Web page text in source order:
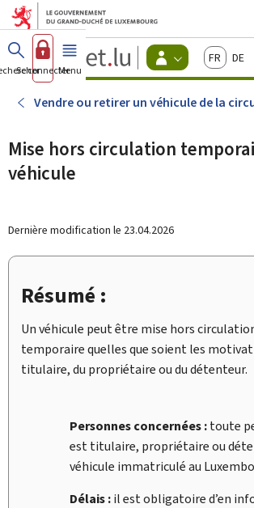
Aller au menu principal
Aller au contenu
Guichet.lu
Changer
d'espace
-
Menu
actif
Français
Se connecterMenu principal
Vendre ou retirer un véhicule de la
Mise hors circulation
véhicule
Dernière modification le 23.04.2026
Résumé :
Un véhicule peut être mise hors
temporaire quelles que soient les
titulaire, du propriétaire ou du détenteur.
Personnes concernées :toute
est titulaire, propriétaire ou
véhicule immatriculé au
Délais :il est obligatoire d’en